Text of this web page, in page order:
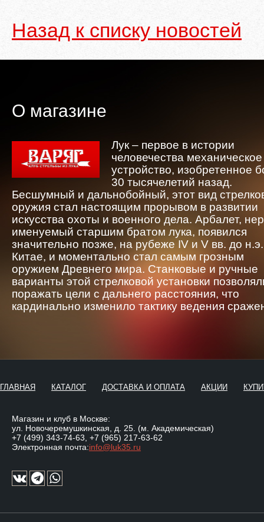
Назад к списку новостей
О магазине
Лук – первое в истории
человечества механическое
устройство, изобретенное
30 тысячелетий назад.
Бесшумный и дальнобойный, этот вид
оружия стал настоящим прорывом в развитии
искусства охоты и военного дела. Арбалет,
именуемый старшим братом лука, появился
значительно позже, на рубеже IV и V вв. до
Китае, и моментально стал самым грозным
оружием Древнего мира. Станковые и ручные
варианты этой стрелковой установки
поражать цели с дальнего расстояния, что
кардинально изменило тактику ведения
ГЛАВНАЯ КАТАЛОГ ДОСТАВКА И ОПЛАТА АКЦИИ
Магазин и клуб в Москве:
ул. Новочеремушкинская, д. 25. (м. Академическая)
+7 (499) 343-74-63 +7 (965) 217-63-62
Электронная почта:info@luk35.ru